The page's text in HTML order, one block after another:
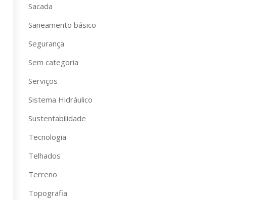
Sacada
Saneamento básico
Segurança
Sem categoria
Serviços
Sistema Hidráulico
Sustentabilidade
Tecnologia
Telhados
Terreno
Topografia